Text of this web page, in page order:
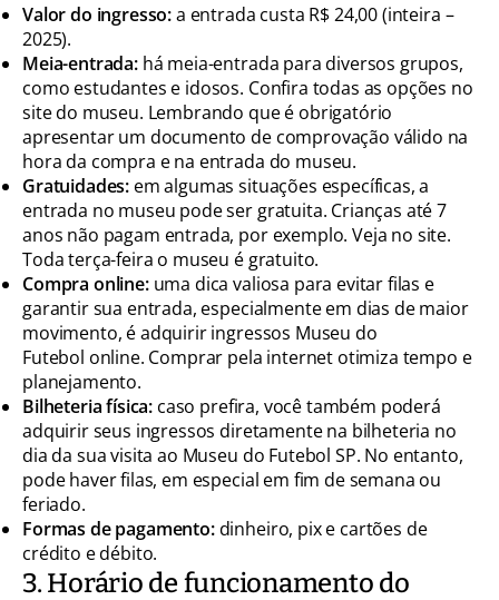
Valor do ingresso:a entrada custa R$ 24,00 (inteira –
2025).
Meia-entrada:há meia-entrada para diversos grupos,
como estudantes e idosos. Confira todas as opções no
site do museu. Lembrando que é obrigatório
apresentar um documento de comprovação válido na
hora da compra e na entrada do museu.
Gratuidades: em algumas situações específicas, a
entrada no museu pode ser gratuita. Crianças até 7
anos não pagam entrada, por exemplo. Veja no site.
Toda terça-feira o museu é gratuito.
Compra online:uma dica valiosa para evitar filas e
garantir sua entrada, especialmente em dias de maior
movimento, é adquirir ingressos Museu do
Futebol online. Comprar pela internet otimiza tempo e
planejamento.
Bilheteria física: caso prefira, você também poderá
adquirir seus ingressos diretamente na bilheteria no
dia da sua visita ao Museu do Futebol SP. No entanto,
pode haver filas, em especial em fim de semana ou
feriado.
Formas de pagamento:dinheiro, pix e cartões de
crédito e débito.
3. Horário de funcionamento do